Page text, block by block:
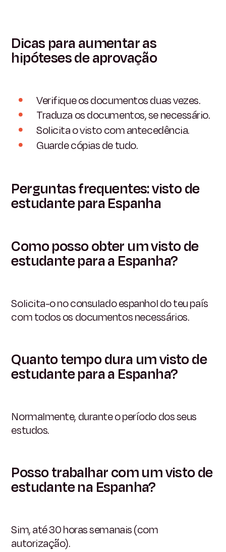
Dicas para aumentar as
hipóteses de aprovação
Verifique os documentos duas vezes.
Traduza os documentos, se necessário.
Solicita o visto com antecedência.
Guarde cópias de tudo.
Perguntas frequentes: visto de
estudante para Espanha
Como posso obter um visto de
estudante para a Espanha?
Solicita-o no consulado espanhol do teu país
com todos os documentos necessários.
Quanto tempo dura um visto de
estudante para a Espanha?
Normalmente, durante o período dos seus
estudos.
Posso trabalhar com um visto de
estudante na Espanha?
Sim, até 30 horas semanais (com
autorização).